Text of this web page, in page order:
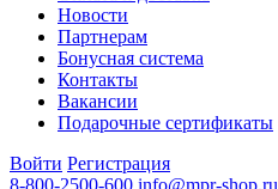
Новости
Партнерам
Бонусная система
Контакты
Вакансии
Подарочные сертификаты
Войти Регистрация
8-800-2500-600 info@mpr-shop.ru